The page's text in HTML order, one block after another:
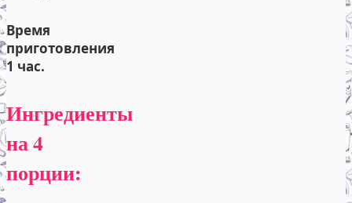
Время
приготовления
1 час.
Ингредиенты
на 4
порции: